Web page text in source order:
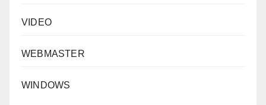
VIDEO
WEBMASTER
WINDOWS